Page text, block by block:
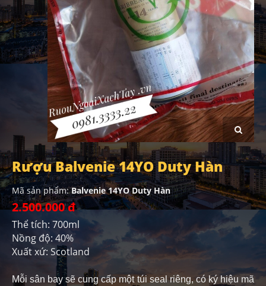
Rượu Balvenie 14YO Duty Hàn
Mã sản phẩm:Balvenie 14YO Duty Hàn
2.500.000 đ
Thể tích: 700ml
Nồng độ: 40%
Xuất xứ: Scotland
Mỗi sân bay sẽ cung cấp một túi seal riêng, có ký hiệu mã